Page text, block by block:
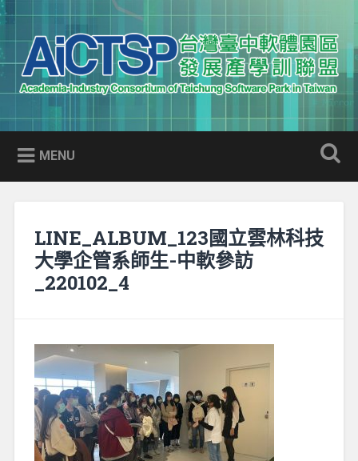
Skip
to
content
Search
AICTSP 台灣臺中軟體園區發展
產學訓聯盟
Academia-Industry Consortium of Taichung Software Park
in Taiwan
MENU
LINE_ALBUM_123國立雲林科技
大學企管系師生-中軟參訪
_220102_4